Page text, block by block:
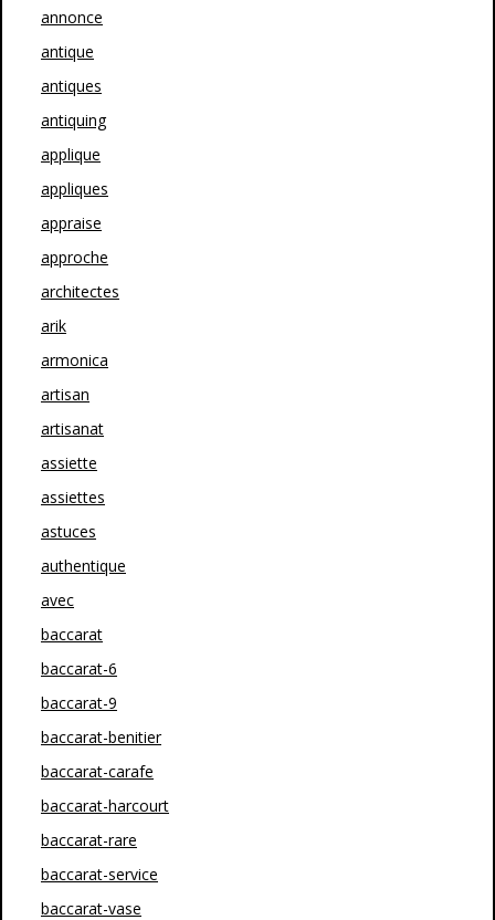
annonce
antique
antiques
antiquing
applique
appliques
appraise
approche
architectes
arik
armonica
artisan
artisanat
assiette
assiettes
astuces
authentique
avec
baccarat
baccarat-6
baccarat-9
baccarat-benitier
baccarat-carafe
baccarat-harcourt
baccarat-rare
baccarat-service
baccarat-vase